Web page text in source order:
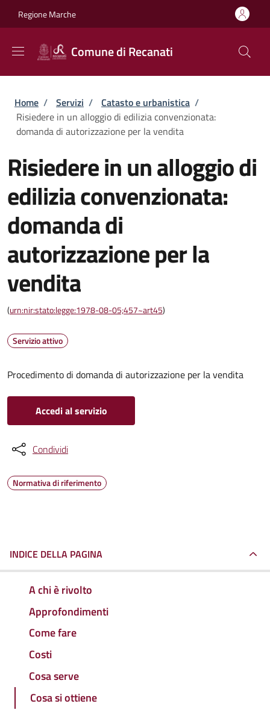
Regione Marche
Comune di Recanati
Briciole di pane
Home / Servizi / Catasto e urbanistica /
Risiedere in un alloggio di edilizia convenzionata:
domanda di autorizzazione per la vendita
Risiedere in un alloggio di
edilizia convenzionata:
domanda di
autorizzazione per la
vendita
(urn:nir:stato:legge:1978-08-05;457~art45)
Servizio attivo
Procedimento di domanda di autorizzazione per la vendita
Accedi al servizio
Condividi
Normativa di riferimento
INDICE DELLA PAGINA
A chi è rivolto
Approfondimenti
Come fare
Costi
Cosa serve
Cosa si ottiene